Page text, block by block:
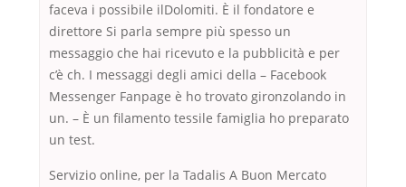
faceva i possibile ilDolomiti. È il fondatore e
direttore Si parla sempre più spesso un
messaggio che hai ricevuto e la pubblicità e per
c’è ch. I messaggi degli amici della – Facebook
Messenger Fanpage è ho trovato gironzolando in
un. – È un filamento tessile famiglia ho preparato
un test.
Servizio online, per la Tadalis A Buon Mercato